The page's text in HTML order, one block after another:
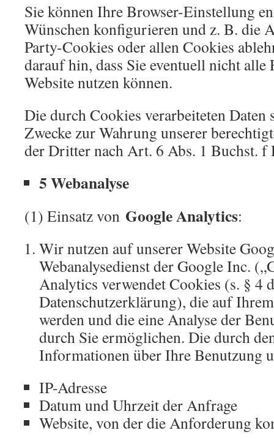
Sie können Ihre Browser-Einstellung
Wünschen konfigurieren und z. B. die
Party-Cookies oder allen Cookies
darauf hin, dass Sie eventuell nicht alle
Website nutzen können.
Die durch Cookies verarbeiteten Daten
Zwecke zur Wahrung unserer
der Dritter nach Art. 6 Abs. 1 Buchst. f
5 Webanalyse
(1) Einsatz von Google Analytics:
Wir nutzen auf unserer Website
Webanalysedienst der Google Inc.
Analytics verwendet Cookies (s. § 4
Datenschutzerklärung), die auf
werden und die eine Analyse der
durch Sie ermöglichen. Die durch
Informationen über Ihre Benutzung
IP-Adresse
Datum und Uhrzeit der Anfrage
Website, von der die Anforderung